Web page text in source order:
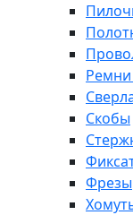
Скобы
Фрезы